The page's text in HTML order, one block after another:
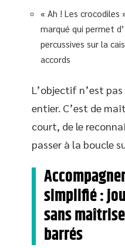
« Ah ! Les crocodiles
marqué qui permet
percussives sur la
accords
L’objectif n’est
entier. C’est de
court, de le
passer à la boucle
simplifié :
sans
barrés